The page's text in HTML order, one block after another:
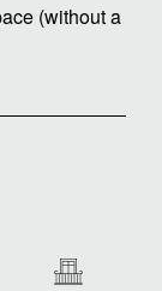
(without a